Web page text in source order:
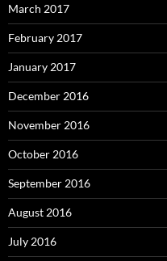
March 2017
February 2017
January 2017
December 2016
November 2016
October 2016
September 2016
August 2016
July 2016